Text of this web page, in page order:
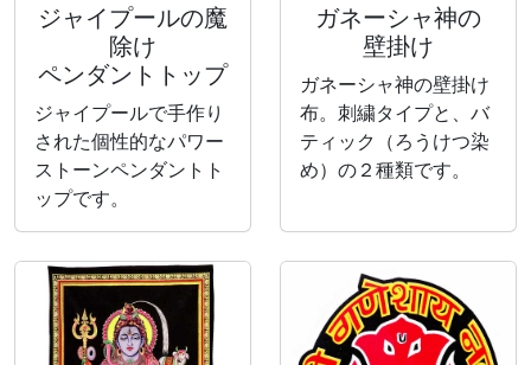
ジャイプールの魔
除け
ペンダントトップ
ジャイプールで手作り
された個性的なパワー
ストーンペンダントト
ップです。
ガネーシャ神の
壁掛け
ガネーシャ神の壁掛け
布。刺繍タイプと、バ
ティック（ろうけつ染
め）の２種類です。